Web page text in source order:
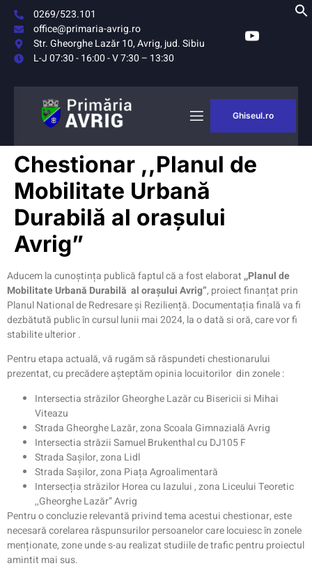
0269/523.101
office@primaria-avrig.ro
Str. Gheorghe Lazăr 10, Avrig, jud. Sibiu
L-J 07:30 - 16:00 - V 7:30 – 13:30
MONITORUL
OFICIAL LOCAL
Ghiseul.ro
Chestionar ,,Planul de
Mobilitate Urbană
Durabilă al orașului
Avrig”
Aducem la cunoștința publică faptul că a fost elaborat ,,Planul de
Mobilitate Urbană Durabilă al orașului Avrig”, proiect finanțat prin
Planul National de Redresare și Reziliență. Documentația finală va fi
dezbătută public în cursul lunii mai 2024, la o dată si oră, care vor fi
stabilite ulterior .
Pentru etapa actuală, vă rugăm să răspundeti chestionarului
prezentat, cu precădere așteptăm opinia locuitorilor din zonele :
Intersectia străzilor Gheorghe Lazăr cu Bisericii si Mihai
Viteazu
Strada Gheorghe Lazăr, zona Scoala Gimnazială Avrig
Intersectia străzii Samuel Brukenthal cu DJ105 F
Strada Sașilor, zona Lidl
Strada Sașilor, zona Piața Agroalimentară
Intersecția străzilor Horea cu Iazului , zona Liceului Teoretic
,,Gheorghe Lazăr” Avrig
Pentru o concluzie relevantă privind tema acestui chestionar, este
necesară corelarea răspunsurilor persoanelor care locuiesc în zonele
menționate, zone unde s-au realizat studiile de trafic pentru proiectul
amintit mai sus.